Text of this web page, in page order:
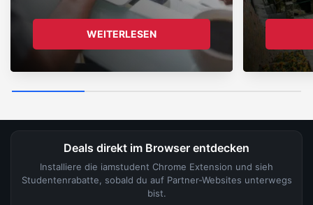
WEITERLESEN
Deals direkt im Browser entdecken
Installiere die iamstudent Chrome Extension und sieh
Studentenrabatte, sobald du auf Partner-Websites unterwegs
bist.